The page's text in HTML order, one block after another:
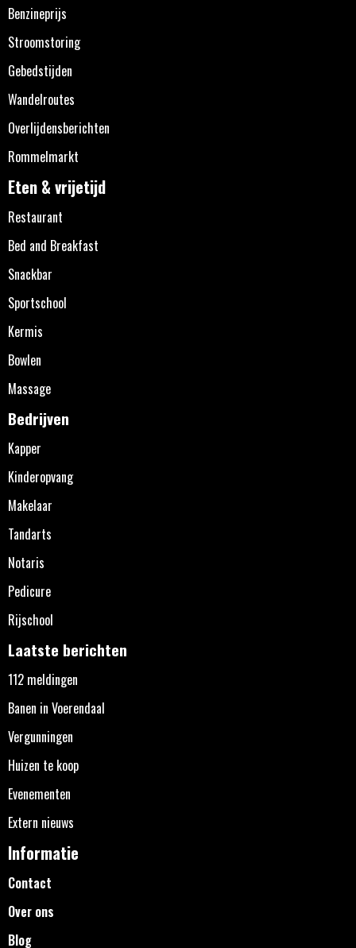
Benzineprijs
Stroomstoring
Gebedstijden
Wandelroutes
Overlijdensberichten
Rommelmarkt
Eten & vrijetijd
Restaurant
Bed and Breakfast
Snackbar
Sportschool
Kermis
Bowlen
Massage
Bedrijven
Kapper
Kinderopvang
Makelaar
Tandarts
Notaris
Pedicure
Rijschool
Laatste berichten
112 meldingen
Banen in Voerendaal
Vergunningen
Huizen te koop
Evenementen
Extern nieuws
Informatie
Contact
Over ons
Blog